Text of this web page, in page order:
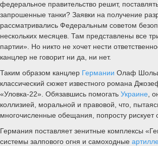
федеральное правительство решит,
запрошенные танки? Заявки на получение
рассматривались Федеральным советом
нескольких месяцев. Там представлены все
партии». Но никто не хочет нести
канцлер не говорит ни да, ни нет.
Таким образом канцлер Германии Олаф
классический сюжет известного романа
«Уловка-22». Обязавшись помогать Украине ,
коллизией, моральной и правовой, что,
многочисленные обещания, попросту рискует
Германия поставляет зенитные комплексы
системы залпового огня и самоходные